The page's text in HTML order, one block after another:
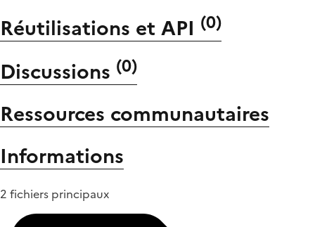
Réutilisations et API (0)
Discussions (0)
Ressources communautaires
Informations
2 fichiers principaux